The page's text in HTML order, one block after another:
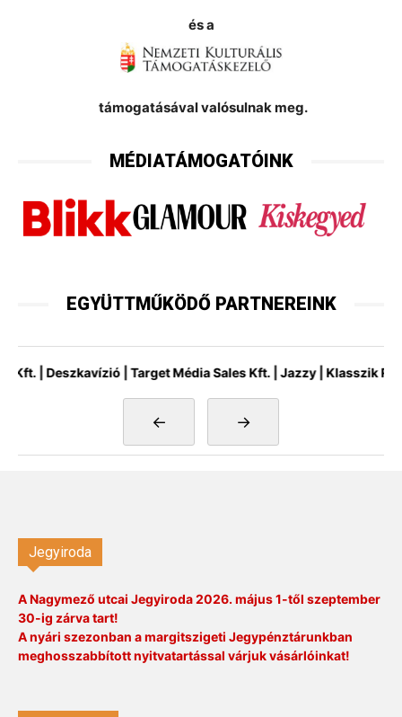
és a
támogatásával valósulnak meg.
MÉDIATÁMOGATÓINK
EGYÜTTMŰKÖDŐ PARTNEREINK
| Deszkavízió | Target Média Sales Kft. | Jazzy | Klasszik
← →
Jegyiroda
A Nagymező utcai Jegyiroda 2026. május 1-től szeptember
30-ig zárva tart!
A nyári szezonban a margitszigeti Jegypénztárunkban
meghosszabbított nyitvatartással várjuk vásárlóinkat!